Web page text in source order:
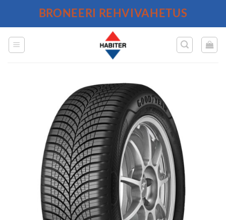
BRONEERI REHVIVAHETUS